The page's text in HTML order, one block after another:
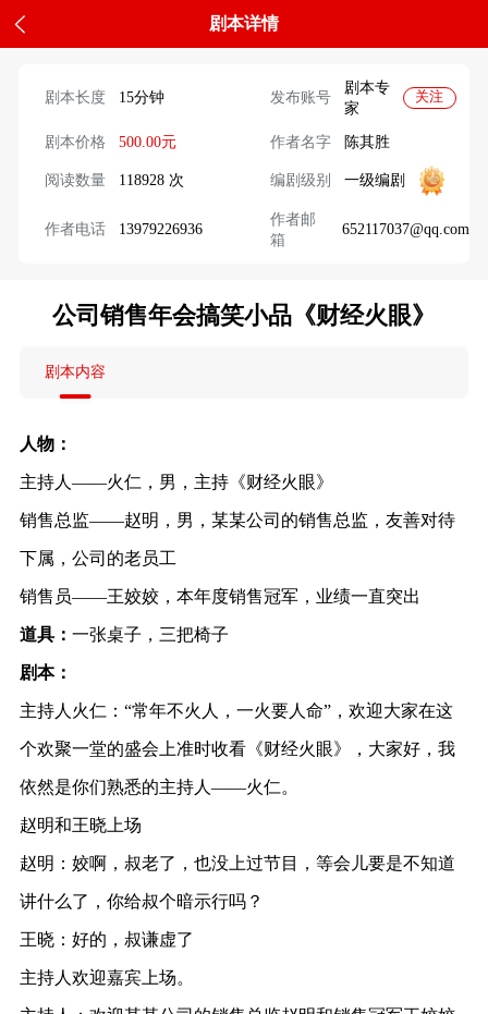
剧本详情
剧本长度 15分钟 发布账号
剧本专
家
关注
剧本价格 500.00元 作者名字 陈其胜
阅读数量 118928 次 编剧级别 一级编剧
作者电话 13979226936
作者邮
箱
652117037@qq.com
公司销售年会搞笑小品《财经火眼》
剧本内容
人物：
主持人——火仁，男，主持《财经火眼》
销售总监——赵明，男，某某公司的销售总监，友善对待
下属，公司的老员工
销售员——王姣姣，本年度销售冠军，业绩一直突出
道具： 一张桌子，三把椅子
剧本：
主持人火仁：“常年不火人，一火要人命”，欢迎大家在这
个欢聚一堂的盛会上准时收看《财经火眼》，大家好，我
依然是你们熟悉的主持人——火仁。
赵明和王晓上场
赵明：姣啊，叔老了，也没上过节目，等会儿要是不知道
讲什么了，你给叔个暗示行吗？
王晓：好的，叔谦虚了
主持人欢迎嘉宾上场。